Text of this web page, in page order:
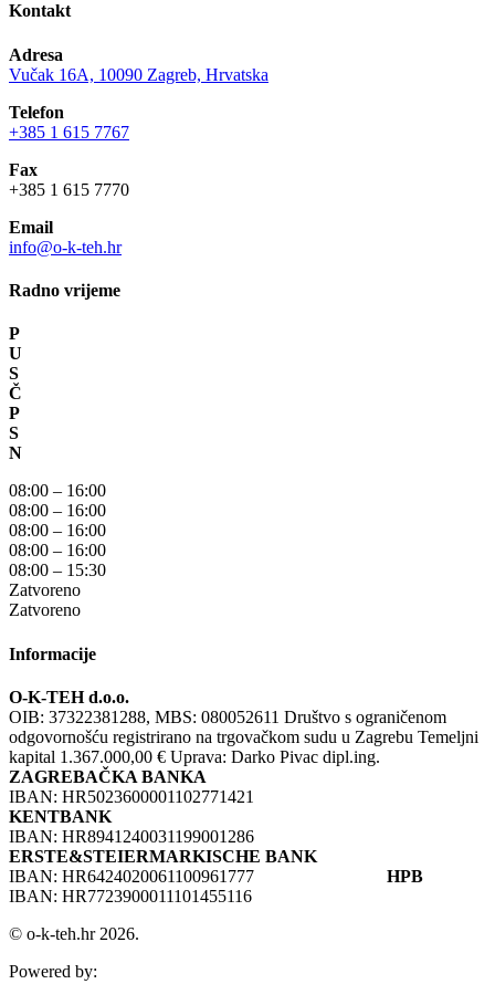
Kontakt
Adresa
Vučak 16A, 10090 Zagreb, Hrvatska
Telefon
+385 1 615 7767
Fax
+385 1 615 7770
Email
info@o-k-teh.hr
Radno vrijeme
P
U
S
Č
P
S
N
08:00 – 16:00
08:00 – 16:00
08:00 – 16:00
08:00 – 16:00
08:00 – 15:30
Zatvoreno
Zatvoreno
Informacije
O-K-TEH d.o.o.
OIB: 37322381288, MBS: 080052611 Društvo s ograničenom
odgovornošću registrirano na trgovačkom sudu u Zagrebu Temeljni
kapital 1.367.000,00 € Uprava: Darko Pivac dipl.ing.
ZAGREBAČKA BANKA
IBAN: HR5023600001102771421
KENTBANK
IBAN: HR8941240031199001286
ERSTE&STEIERMARKISCHE BANK
IBAN: HR6424020061100961777 HPB
IBAN: HR7723900011101455116
© o-k-teh.hr 2026.
Powered by: